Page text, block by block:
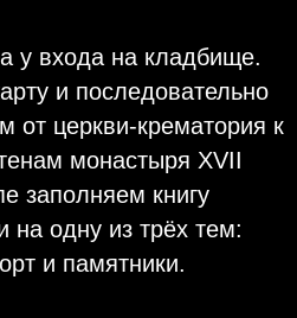
у входа на кладбище.
и последовательно
от церкви-крематория к
монастыря XVII
заполняем книгу
на одну из трёх тем:
и памятники.